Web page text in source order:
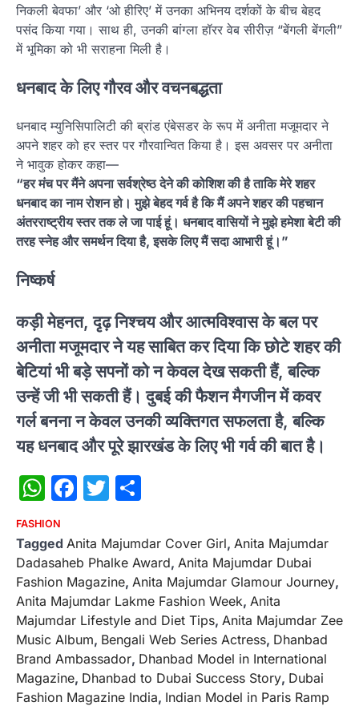
निकली बेवफा’ और ‘ओ हीरिए’ में उनका अभिनय दर्शकों के बीच बेहद
पसंद किया गया। साथ ही, उनकी बांग्ला हॉरर वेब सीरीज़ “बेंगली बेंगली”
में भूमिका को भी सराहना मिली है।
धनबाद के लिए गौरव और वचनबद्धता
धनबाद म्युनिसिपालिटी की ब्रांड एंबेसडर के रूप में अनीता मजूमदार ने
अपने शहर को हर स्तर पर गौरवान्वित किया है। इस अवसर पर अनीता
ने भावुक होकर कहा—
“हर मंच पर मैंने अपना सर्वश्रेष्ठ देने की कोशिश की है ताकि मेरे शहर
धनबाद का नाम रोशन हो। मुझे बेहद गर्व है कि मैं अपने शहर की पहचान
अंतरराष्ट्रीय स्तर तक ले जा पाई हूं। धनबाद वासियों ने मुझे हमेशा बेटी की
तरह स्नेह और समर्थन दिया है, इसके लिए मैं सदा आभारी हूं।”
निष्कर्ष
कड़ी मेहनत, दृढ़ निश्चय और आत्मविश्वास के बल पर
अनीता मजूमदार ने यह साबित कर दिया कि छोटे शहर की
बेटियां भी बड़े सपनों को न केवल देख सकती हैं, बल्कि
उन्हें जी भी सकती हैं। दुबई की फैशन मैगजीन में कवर
गर्ल बनना न केवल उनकी व्यक्तिगत सफलता है, बल्कि
यह धनबाद और पूरे झारखंड के लिए भी गर्व की बात है।
WhatsApp
Facebook
Twitter
FASHION
Tagged Anita Majumdar Cover Girl, Anita Majumdar
Dadasaheb Phalke Award, Anita Majumdar Dubai
Fashion Magazine, Anita Majumdar Glamour Journey,
Anita Majumdar Lakme Fashion Week, Anita
Majumdar Lifestyle and Diet Tips, Anita Majumdar Zee
Music Album, Bengali Web Series Actress, Dhanbad
Brand Ambassador, Dhanbad Model in International
Magazine, Dhanbad to Dubai Success Story, Dubai
Fashion Magazine India, Indian Model in Paris Ramp